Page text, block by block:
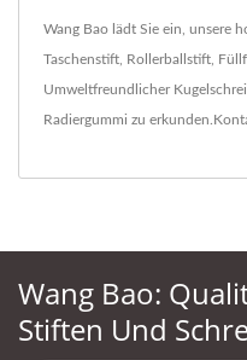
Wang Bao lädt Sie ein, unsere
Taschenstift, Rollerballstift,
Umweltfreundlicher
Radiergummi zu erkunden.
Wang Bao:
Stiften Und